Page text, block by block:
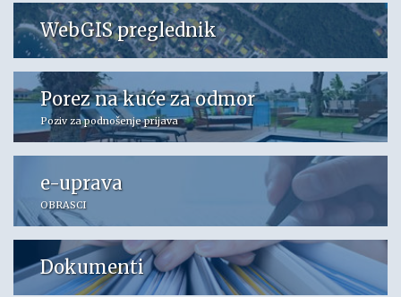
WebGIS preglednik
Porez na kuće za odmor
Poziv za podnošenje prijava
e-uprava
OBRASCI
Dokumenti